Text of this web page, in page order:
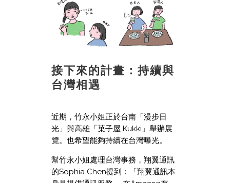
接下來的計畫：持續與
台灣相遇
近期，竹永小姐正於台南「漫步日
光」與高雄「菓子屋 Kukki」舉辦展
覽。也希望能夠持續在台灣曝光。
幫竹永小姐處理台灣事務，翔翼通訊
的Sophia Chen提到：「翔翼通訊本